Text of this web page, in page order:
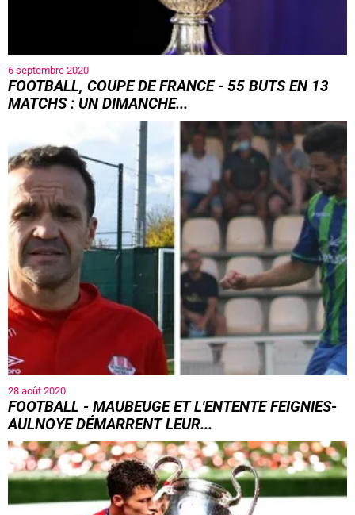
6 septembre 2020
FOOTBALL, COUPE DE FRANCE - 55 BUTS EN 13
MATCHS : UN DIMANCHE...
28 août 2020
FOOTBALL - MAUBEUGE ET L'ENTENTE FEIGNIES-
AULNOYE DÉMARRENT LEUR...